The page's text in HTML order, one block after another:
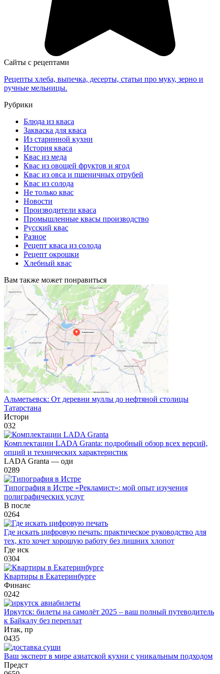
Сайты с рецептами
Рецепты хлеба, выпечка, десерты, статьи про муку, зерно и
ручные мельницы.
Рубрики
Блюда из кваса
Закваска для кваса
Из старинной кухни
История кваса
Квас из меда
Квас из овощей фруктов и ягод
Квас из овса и пшеничных отрубей
Квас из солода
Не только квас
Новости
Производители кваса
Промышленные квасы производство
Русский квас
Разное
Рецепт кваса из солода
Рецепт окрошки
Хлебный квас
Вам также может понравиться
Альметьевск: От деревни муллы до нефтяной столицы
Татарстана
Истори
032
Комплектации LADA Granta: подробный обзор всех версий,
опций и технических характеристик
LADA Granta — оди
0289
Типография в Истре «Рекламист»: мой опыт изучения
полиграфических услуг
В после
0264
Где искать цифровую печать: практическое руководство для
тех, кто хочет хорошую работу без лишних хлопот
Где иск
0304
Квартиры в Екатеринбурге
Финанс
0242
Иркутск: билеты на самолёт 2025 – ваш полный путеводитель
к Байкалу без переплат
Итак, пр
0435
Ваш эксперт в мире азиатской кухни с уникальным подходом
Предст